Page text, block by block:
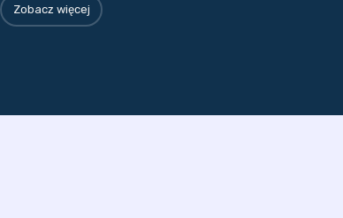
Zobacz więcej